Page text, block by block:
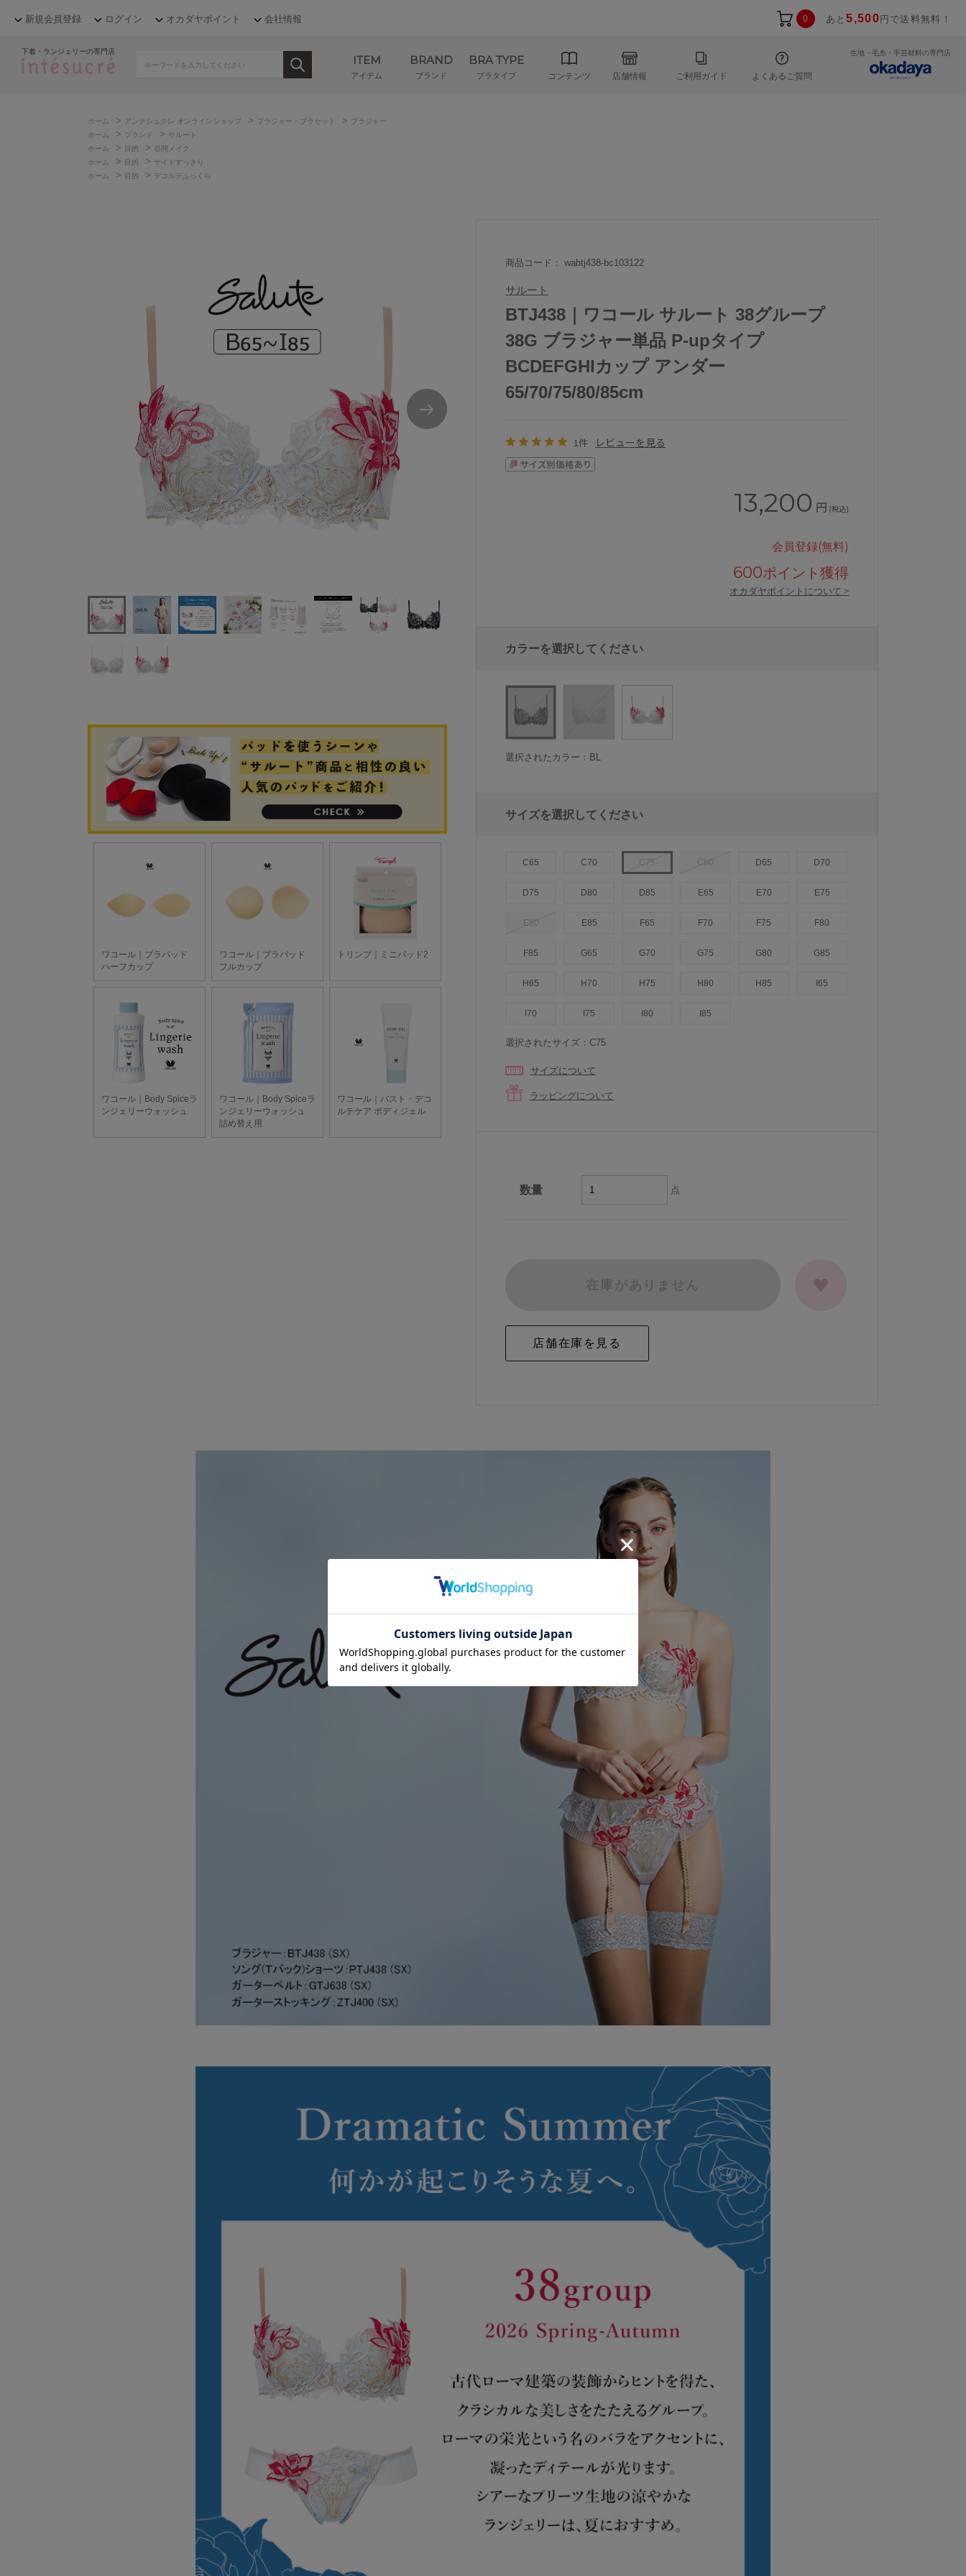
新規会員登録 ログイン オカダヤポイント 会社情報 0 あと5,500 円で送料無料！
下着・ランジェリーの専門店
ITEM
アイテム
BRAND
ブランド
BRA TYPE
ブラタイプ コンテンツ 店舗情報 ご利用ガイド よくあるご質問
生地・毛糸・手芸材料の専門店
ホーム > アンテシュクレ オンラインショップ > ブラジャー・ブラセット > ブラジャー
ホーム
> ブランド > サルート
ホーム
> 目的 > 谷間メイク
ホーム
> 目的 > サイドすっきり
ホーム
> 目的 > デコルテふっくら
商品コード： wabtj438-bc103122
サルート
BTJ438｜ワコール サルート 38グループ
38G ブラジャー単品 P-upタイプ
BCDEFGHIカップ アンダー
65/70/75/80/85cm
1件 レビューを見る
13,200 円 (税込)
会員登録(無料)
600ポイント獲得
オカダヤポイントについて >
カラーを選択してください
選択されたカラー：BL
サイズを選択してください
C65 C70 C75 C80 D65 D70
D75 D80 D85 E65 E70 E75
E80 E85 F65 F70 F75 F80
F85 G65 G70 G75 G80 G85
H65 H70 H75 H80 H85 I65
I70 I75 I80 I85
選択されたサイズ：C75
サイズについて
ラッピングについて
数量 点
在庫がありません